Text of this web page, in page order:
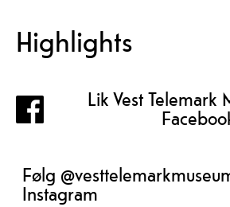
Highlights
Lik Vest Telemark
Følg
Instagram